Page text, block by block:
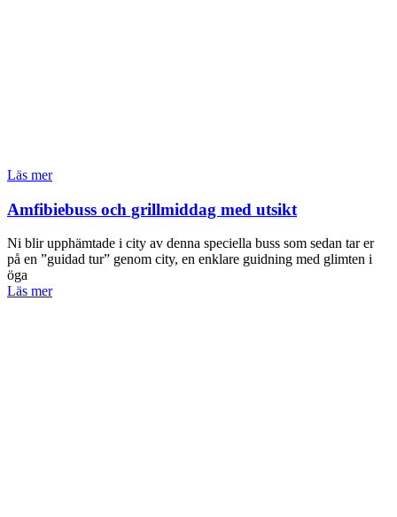
Läs mer
Amfibiebuss och grillmiddag med utsikt
Ni blir upphämtade i city av denna speciella buss som sedan tar er
på en ”guidad tur” genom city, en enklare guidning med glimten i
öga
Läs mer